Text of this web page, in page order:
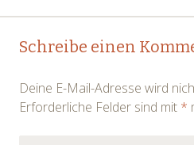
Post
Schreibe einen
Deine E-Mail-Adresse wird
Erforderliche Felder sind mit *